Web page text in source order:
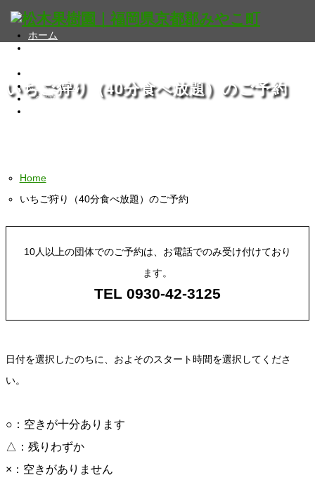
ホーム
いちご狩り
ご注文
いちご狩り（40分食べ放題）のご予約
Home
いちご狩り（40分食べ放題）のご予約
10人以上の団体でのご予約は、お電話でのみ受け付けており
ます。
TEL 0930-42-3125
日付を選択したのちに、およそのスタート時間を選択してくださ
い。
○：空きが十分あります
△：残りわずか
×：空きがありません